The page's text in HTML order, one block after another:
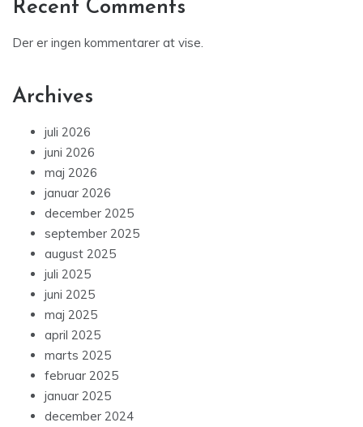
Recent Comments
Der er ingen kommentarer at vise.
Archives
juli 2026
juni 2026
maj 2026
januar 2026
december 2025
september 2025
august 2025
juli 2025
juni 2025
maj 2025
april 2025
marts 2025
februar 2025
januar 2025
december 2024